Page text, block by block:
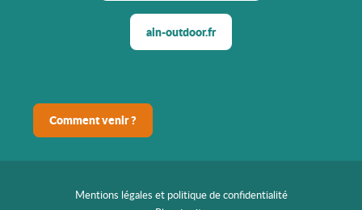
ain-outdoor.fr
Comment venir ?
Mentions légales et politique de confidentialité